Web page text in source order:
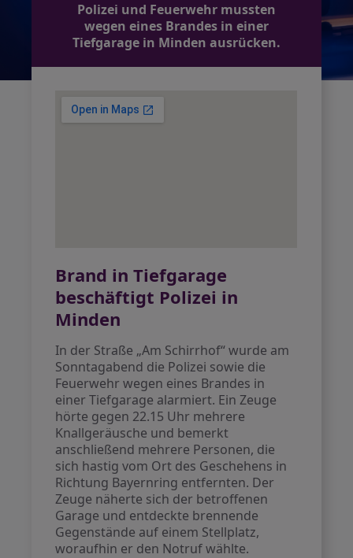
Polizei und Feuerwehr mussten
wegen eines Brandes in einer
Tiefgarage in Minden ausrücken.
Brand in Tiefgarage
beschäftigt Polizei in
Minden
In der Straße „Am Schirrhof“ wurde am
Sonntagabend die Polizei sowie die
Feuerwehr wegen eines Brandes in
einer Tiefgarage alarmiert. Ein Zeuge
hörte gegen 22.15 Uhr mehrere
Knallgeräusche und bemerkt
anschließend mehrere Personen, die
sich hastig vom Ort des Geschehens in
Richtung Bayernring entfernten. Der
Zeuge näherte sich der betroffenen
Garage und entdeckte brennende
Gegenstände auf einem Stellplatz,
woraufhin er den Notruf wählte.